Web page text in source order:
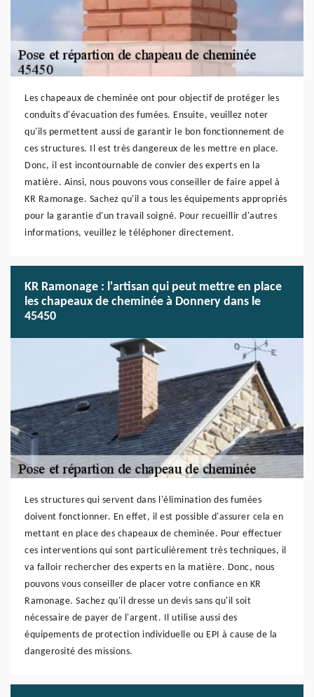
Les chapeaux de cheminée ont pour objectif de protéger les
conduits d'évacuation des fumées. Ensuite, veuillez noter
qu'ils permettent aussi de garantir le bon fonctionnement de
ces structures. Il est très dangereux de les mettre en place.
Donc, il est incontournable de convier des experts en la
matière. Ainsi, nous pouvons vous conseiller de faire appel à
KR Ramonage. Sachez qu'il a tous les équipements appropriés
pour la garantie d'un travail soigné. Pour recueillir d'autres
informations, veuillez le téléphoner directement.
KR Ramonage : l'artisan qui peut mettre en place
les chapeaux de cheminée à Donnery dans le
45450
Les structures qui servent dans l'élimination des fumées
doivent fonctionner. En effet, il est possible d'assurer cela en
mettant en place des chapeaux de cheminée. Pour effectuer
ces interventions qui sont particulièrement très techniques, il
va falloir rechercher des experts en la matière. Donc, nous
pouvons vous conseiller de placer votre confiance en KR
Ramonage. Sachez qu'il dresse un devis sans qu'il soit
nécessaire de payer de l'argent. Il utilise aussi des
équipements de protection individuelle ou EPI à cause de la
dangerosité des missions.